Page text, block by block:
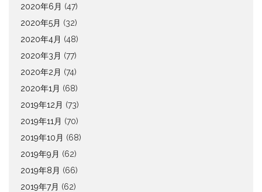
2020年6月 (47)
2020年5月 (32)
2020年4月 (48)
2020年3月 (77)
2020年2月 (74)
2020年1月 (68)
2019年12月 (73)
2019年11月 (70)
2019年10月 (68)
2019年9月 (62)
2019年8月 (66)
2019年7月 (62)